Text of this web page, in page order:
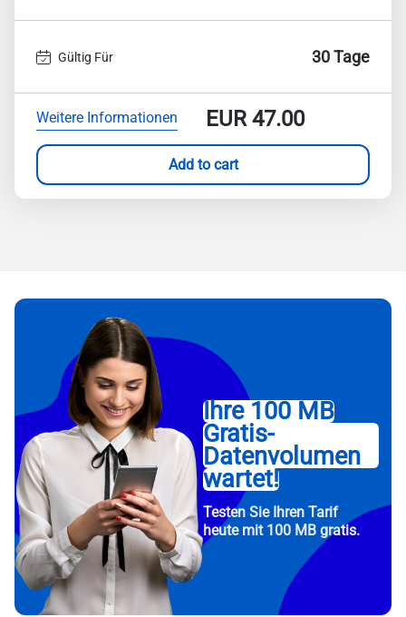
Gültig Für 30 Tage
Weitere Informationen EUR47.00
Add to cart
Ihre 100 MB
Gratis-
Datenvolumen
wartet!
Testen Sie Ihren Tarif
heute mit 100 MB gratis.